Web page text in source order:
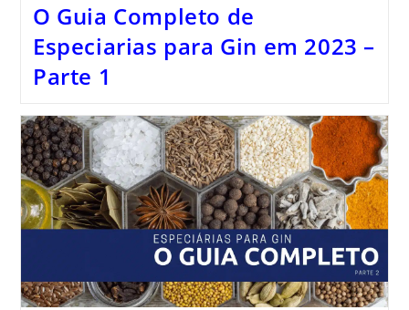
O Guia Completo de
Especiarias para Gin em 2023 –
Parte 1